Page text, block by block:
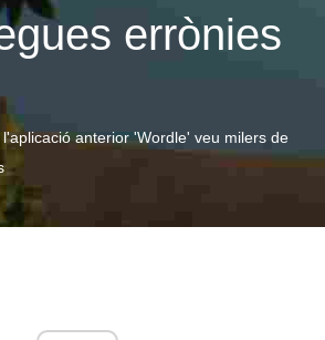
errònies
anterior 'Wordle' veu milers de